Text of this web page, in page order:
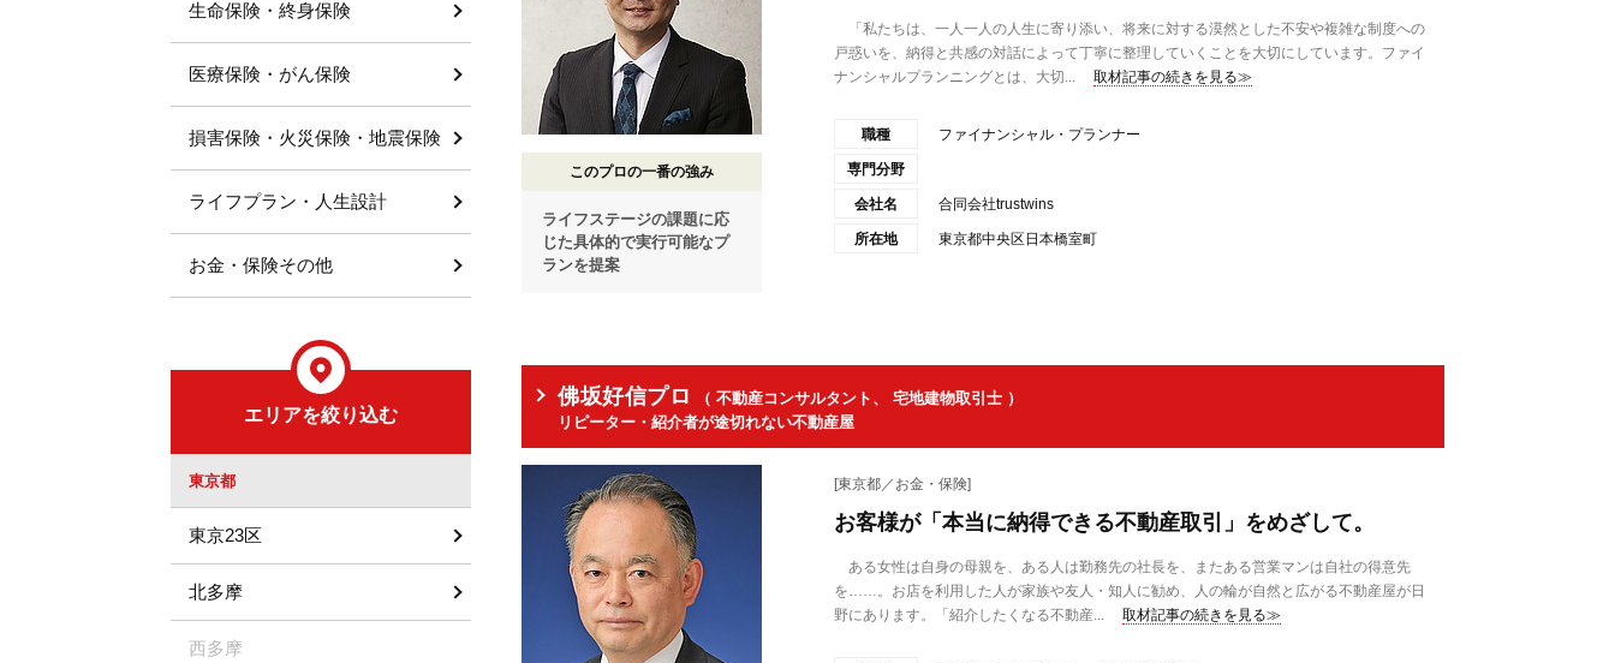
このプロの一番の強み
ライフステージの課題に応
じた具体的で実行可能なプ
ランを提案
「私たちは、一人一人の人生に寄り添い、将来に対する漠然とした不安や複雑な制度への
戸惑いを、納得と共感の対話によって丁寧に整理していくことを大切にしています。ファイ
ナンシャルプランニングとは、大切...
取材記事の続きを見る≫
職種 ファイナンシャル・プランナー
専門分野
会社名 合同会社trustwins
所在地 東京都中央区日本橋室町
佛坂好信プロ
（ 不動産コンサルタント、 宅地建物取引士 ）
リピーター・紹介者が途切れない不動産屋
[東京都／お金・保険]
お客様が「本当に納得できる不動産取引」をめざして。
ある女性は自身の母親を、ある人は勤務先の社長を、またある営業マンは自社の得意先
を……。お店を利用した人が家族や友人・知人に勧め、人の輪が自然と広がる不動産屋が日
野にあります。「紹介したくなる不動産...
取材記事の続きを見る≫
生命保険・終身保険
医療保険・がん保険
損害保険・火災保険・地震保険
ライフプラン・人生設計
お金・保険その他
エリアを絞り込む
東京都
東京23区
北多摩
西多摩